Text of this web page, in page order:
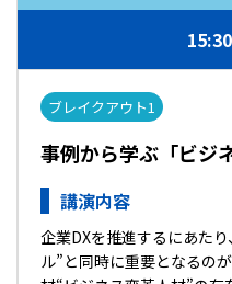
15:30
ブレイクアウト1
事例から学ぶ「ビジ
講演内容
企業DXを推進するにあた
ル”と同時に重要となるの